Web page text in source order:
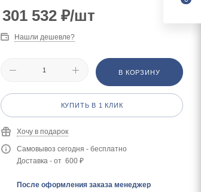
301 532 ₽/шт
Нашли дешевле?
В КОРЗИНУ
КУПИТЬ В 1 КЛИК
Хочу в подарок
Самовывоз сегодня - бесплатно
Доставка - от 600 ₽
После оформления заказа менеджер